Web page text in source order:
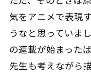
気をアニメで表現
うなと思っていま
の連載が始まった
先生も考えながら